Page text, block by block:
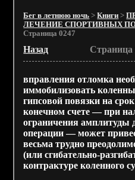
Бег в летнюю ночь >Книги >
ЛЕЧЕНИЕ СПОРТИВНЫХ
Страница 0247
Назад Страница
вправления отломка
иммобилизовать
гипсовой повязки на
конечном счете — при
ограничения амплитуды
операции — может
весьма трудно
(или сгибательно-
контрактуре коленного